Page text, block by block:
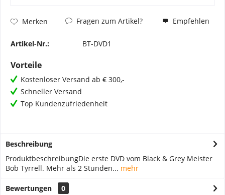
Merken Fragen zum Artikel? Empfehlen
Artikel-Nr.: BT-DVD1
Vorteile
Kostenloser Versand ab € 300,-
Schneller Versand
Top Kundenzufriedenheit
Beschreibung
ProduktbeschreibungDie erste DVD vom Black & Grey Meister
Bob Tyrrell. Mehr als 2 Stunden... mehr
Bewertungen
0